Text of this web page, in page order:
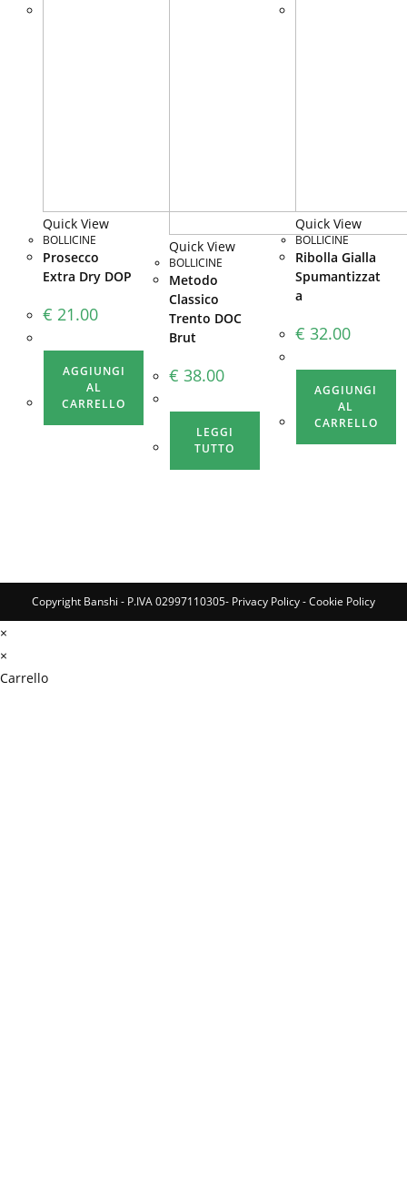
Quick View
BOLLICINE
Prosecco
Extra Dry DOP
€ 21.00
AGGIUNGI
AL
CARRELLO
Quick View
BOLLICINE
Metodo
Classico
Trento DOC
Brut
€ 38.00
LEGGI
TUTTO
Quick View
BOLLICINE
Ribolla Gialla
Spumantizzat
a
€ 32.00
AGGIUNGI
AL
CARRELLO
Copyright Banshi - P.IVA 02997110305- Privacy Policy-Cookie Policy
×
×
Carrello